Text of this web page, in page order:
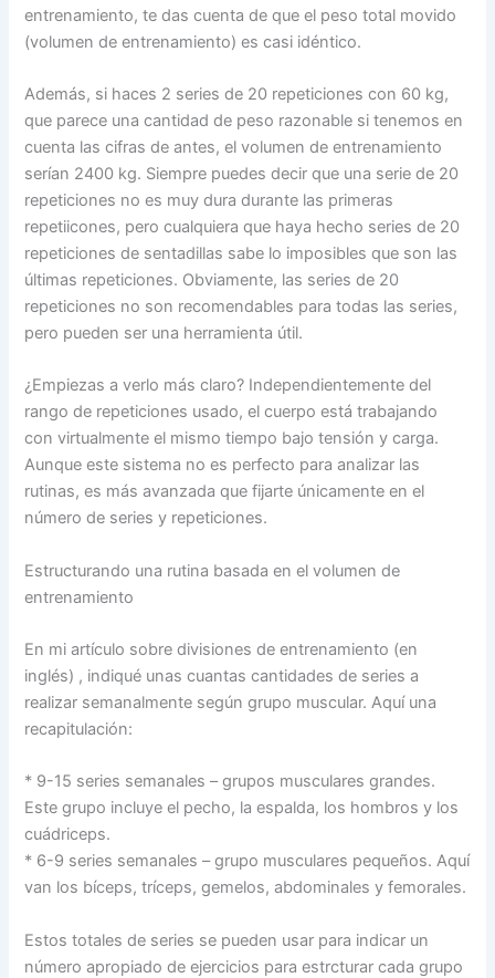
entrenamiento, te das cuenta de que el peso total movido
(volumen de entrenamiento) es casi idéntico.
Además, si haces 2 series de 20 repeticiones con 60 kg,
que parece una cantidad de peso razonable si tenemos en
cuenta las cifras de antes, el volumen de entrenamiento
serían 2400 kg. Siempre puedes decir que una serie de 20
repeticiones no es muy dura durante las primeras
repetiicones, pero cualquiera que haya hecho series de 20
repeticiones de sentadillas sabe lo imposibles que son las
últimas repeticiones. Obviamente, las series de 20
repeticiones no son recomendables para todas las series,
pero pueden ser una herramienta útil.
¿Empiezas a verlo más claro? Independientemente del
rango de repeticiones usado, el cuerpo está trabajando
con virtualmente el mismo tiempo bajo tensión y carga.
Aunque este sistema no es perfecto para analizar las
rutinas, es más avanzada que fijarte únicamente en el
número de series y repeticiones.
Estructurando una rutina basada en el volumen de
entrenamiento
En mi artículo sobre divisiones de entrenamiento (en
inglés) , indiqué unas cuantas cantidades de series a
realizar semanalmente según grupo muscular. Aquí una
recapitulación:
* 9-15 series semanales – grupos musculares grandes.
Este grupo incluye el pecho, la espalda, los hombros y los
cuádriceps.
* 6-9 series semanales – grupo musculares pequeños. Aquí
van los bíceps, tríceps, gemelos, abdominales y femorales.
Estos totales de series se pueden usar para indicar un
número apropiado de ejercicios para estrcturar cada grupo